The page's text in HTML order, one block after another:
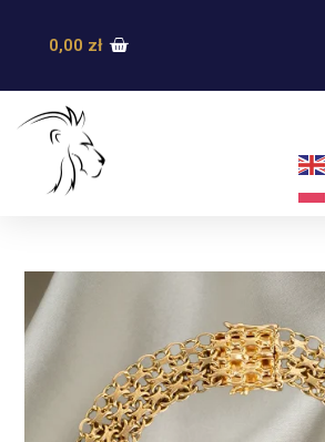
0,00 zł